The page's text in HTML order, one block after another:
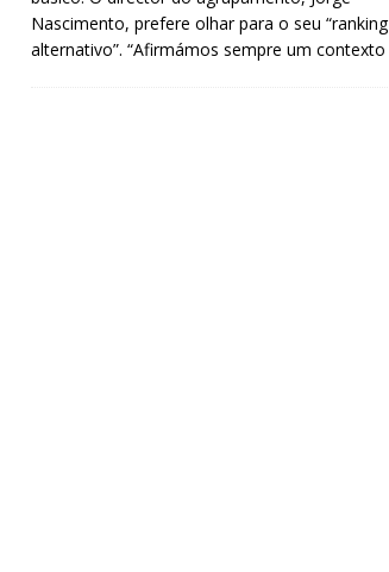
Nascimento, prefere olhar para o seu “ranking
alternativo”. “Afirmámos sempre um contexto